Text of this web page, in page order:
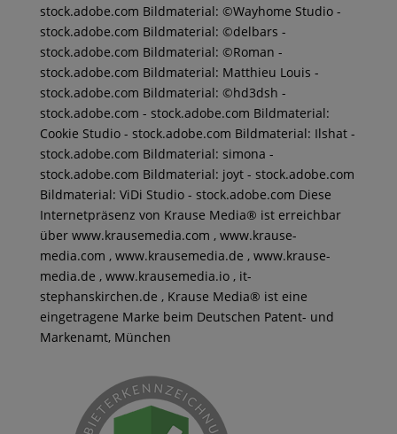
stock.adobe.com Bildmaterial: ©Wayhome Studio -
stock.adobe.com Bildmaterial: ©delbars -
stock.adobe.com Bildmaterial: ©Roman -
stock.adobe.com Bildmaterial: Matthieu Louis -
stock.adobe.com Bildmaterial: ©hd3dsh -
stock.adobe.com - stock.adobe.com Bildmaterial:
Cookie Studio - stock.adobe.com Bildmaterial: Ilshat -
stock.adobe.com Bildmaterial: simona -
stock.adobe.com Bildmaterial: joyt - stock.adobe.com
Bildmaterial: ViDi Studio - stock.adobe.com Diese
Internetpräsenz von Krause Media® ist erreichbar
über www.krausemedia.com , www.krause-
media.com , www.krausemedia.de , www.krause-
media.de , www.krausemedia.io , it-
stephanskirchen.de , Krause Media® ist eine
eingetragene Marke beim Deutschen Patent- und
Markenamt, München